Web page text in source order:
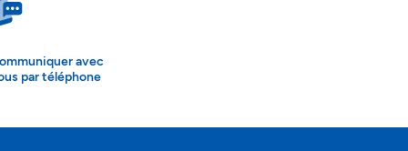
avec
par téléphone